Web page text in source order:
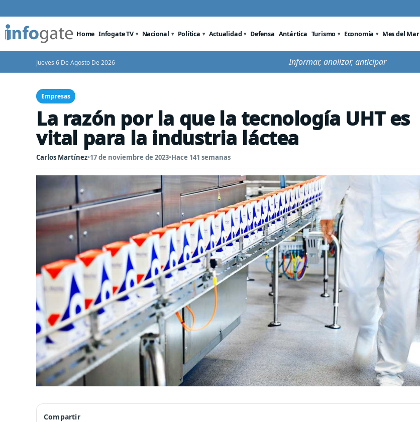
Home Infogate TV Nacional Política Actualidad Defensa Antártica Turismo Economía Mes del Mar
Jueves 6 De Agosto De 2026 Informar, analizar, anticipar
Empresas
La razón por la que la tecnología UHT es
vital para la industria láctea
Carlos Martínez•17 de noviembre de 2023•Hace 141 semanas
Compartir